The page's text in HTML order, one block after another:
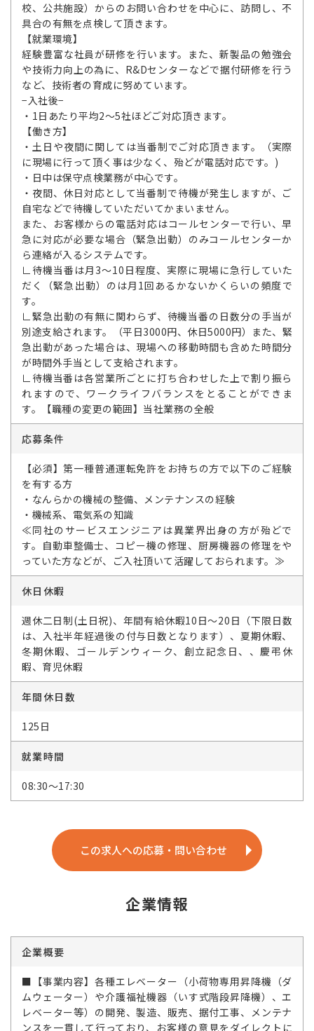
校、公共施設）からのお問い合わせを中心に、訪問し、不
具合の有無を点検して頂きます。
【就業環境】
経験豊富な社員が研修を行います。また、新製品の勉強会
や技術力向上の為に、R&Dセンターなどで据付研修を行う
など、技術者の育成に努めています。
−入社後−
・1日あたり平均2～5社ほどご対応頂きます。
【働き方】
・土日や夜間に関しては当番制でご対応頂きます。（実際
に現場に行って頂く事は少なく、殆どが電話対応です。)
・日中は保守点検業務が中心です。
・夜間、休日対応として当番制で待機が発生しますが、ご
自宅などで待機していただいてかまいません。
また、お客様からの電話対応はコールセンターで行い、早
急に対応が必要な場合（緊急出動）のみコールセンターか
ら連絡が入るシステムです。
∟待機当番は月3～10日程度、実際に現場に急行していた
だく（緊急出動）のは月1回あるかないかくらいの頻度で
す。
∟緊急出動の有無に関わらず、待機当番の日数分の手当が
別途支給されます。（平日3000円、休日5000円）また、緊
急出動があった場合は、現場への移動時間も含めた時間分
が時間外手当として支給されます。
∟待機当番は各営業所ごとに打ち合わせした上で割り振ら
れますので、ワークライフバランスをとることができま
す。【職種の変更の範囲】当社業務の全般
応募条件
【必須】第一種普通運転免許をお持ちの方で以下のご経験
を有する方
・なんらかの機械の整備、メンテナンスの経験
・機械系、電気系の知識
≪同社のサービスエンジニアは異業界出身の方が殆どで
す。自動車整備士、コピー機の修理、厨房機器の修理をや
っていた方などが、ご入社頂いて活躍しておられます。≫
休日休暇
週休二日制(土日祝)、年間有給休暇10日～20日（下限日数
は、入社半年経過後の付与日数となります）、夏期休暇、
冬期休暇、ゴールデンウィーク、創立記念日、、慶弔休
暇、育児休暇
年間休日数
125日
就業時間
08:30～17:30
この求人への応募・問い合わせ
企業情報
企業概要
■【事業内容】各種エレベーター（小荷物専用昇降機（ダ
ムウェーター）や介護福祉機器（いす式階段昇降機）、エ
レベーター等）の開発、製造、販売、据付工事、メンテナ
ンスを一貫して行っており、お客様の意見をダイレクトに